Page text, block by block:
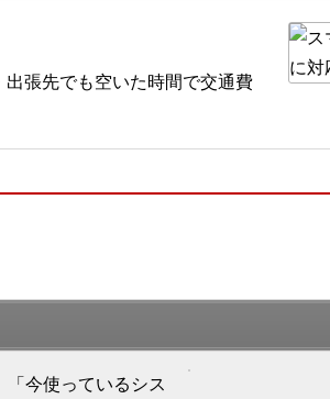
張先でも空いた時間で交通費
「今使っているシス